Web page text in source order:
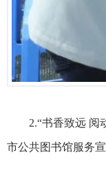
2.“书香致远 阅
市公共图书馆服务